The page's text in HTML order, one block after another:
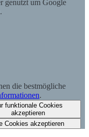
genutzt um Google
die bestmögliche
.
funktionale Cookies
akzeptieren
Cookies akzeptieren